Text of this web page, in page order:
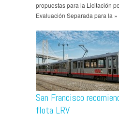
propuestas para la Licitación
Evaluación Separada para la »
San Francisco
flota LRV